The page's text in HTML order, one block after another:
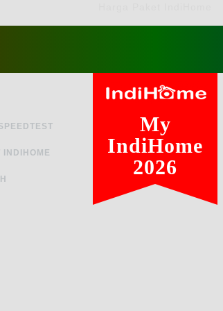
INDIHOME
My
IndiHome
2026